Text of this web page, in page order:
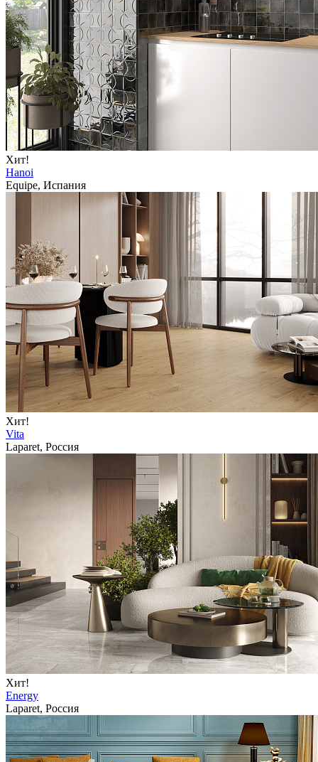
Хит!
Hanoi
Equipe, Испания
Хит!
Vita
Laparet, Россия
Хит!
Energy
Laparet, Россия